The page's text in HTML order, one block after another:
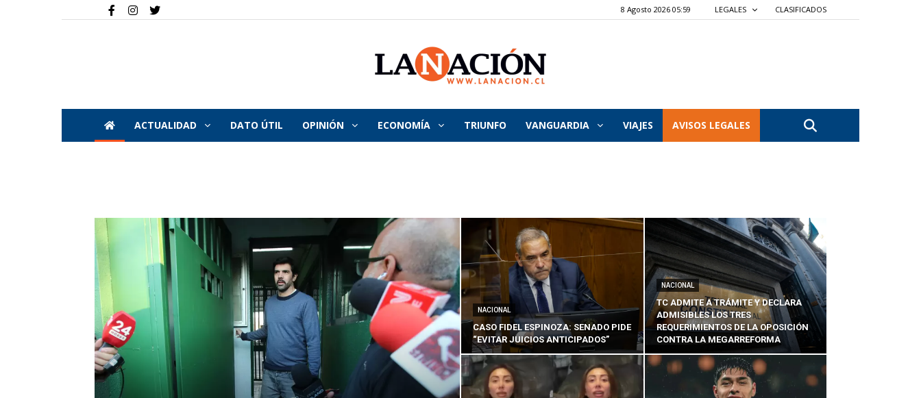
8 Agosto 2026 05:59 LEGALES CLASIFICADOS
La
Nación
ACTUALIDAD DATO ÚTIL OPINIÓN ECONOMÍA TRIUNFO VANGUARDIA VIAJES AVISOS LEGALES
NACIONAL
CASO FIDEL ESPINOZA: SENADO PIDE
“EVITAR JUICIOS ANTICIPADOS”
NACIONAL
TC ADMITE A TRÁMITE Y DECLARA
ADMISIBLES LOS TRES
REQUERIMIENTOS DE LA OPOSICIÓN
CONTRA LA MEGARREFORMA